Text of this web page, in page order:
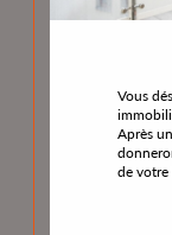
Vous
Après
de votre